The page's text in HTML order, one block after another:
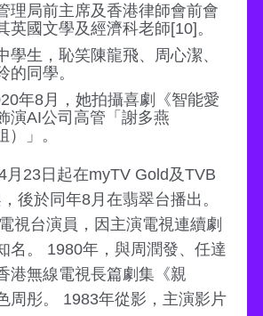
理局前主席及香港律師會前會
英國文學及經濟科老師[10]。
學生，恥笑陳龍飛、周心潔、
的同學。
年8月，她拍攝喜劇《智能愛
演AI公司高管「謝多燕
）」。
月23日起在myTV Gold及TVB
後於同年8月在翡翠台播出。
視台演員，因主演電視連續劇
名。 1980年，與周潤發、任達
港無線電視長篇劇集《親
周彤。 1983年從影，主演影片